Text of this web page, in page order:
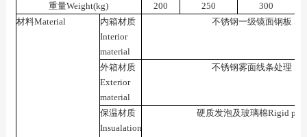
重量Weight(kg)
200 250
300
材料Material
内箱材质
Interior
material
不锈钢一级镜面钢板
外箱材质
Exterior
material
不锈钢雾面线条处理
保温材质
Insualation
硬质发泡及玻璃棉Rigid